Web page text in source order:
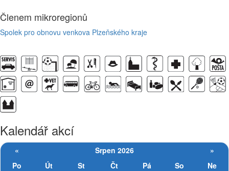
Členem mikroregionů
Spolek pro obnovu venkova Plzeňského kraje
Kalendář akcí
« Srpen 2026
»
Po
Út St Čt Pá So
Ne